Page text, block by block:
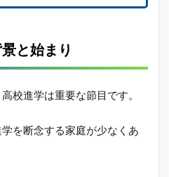
と始まり
校進学は重要な節目です。
を断念する家庭が少なくあ